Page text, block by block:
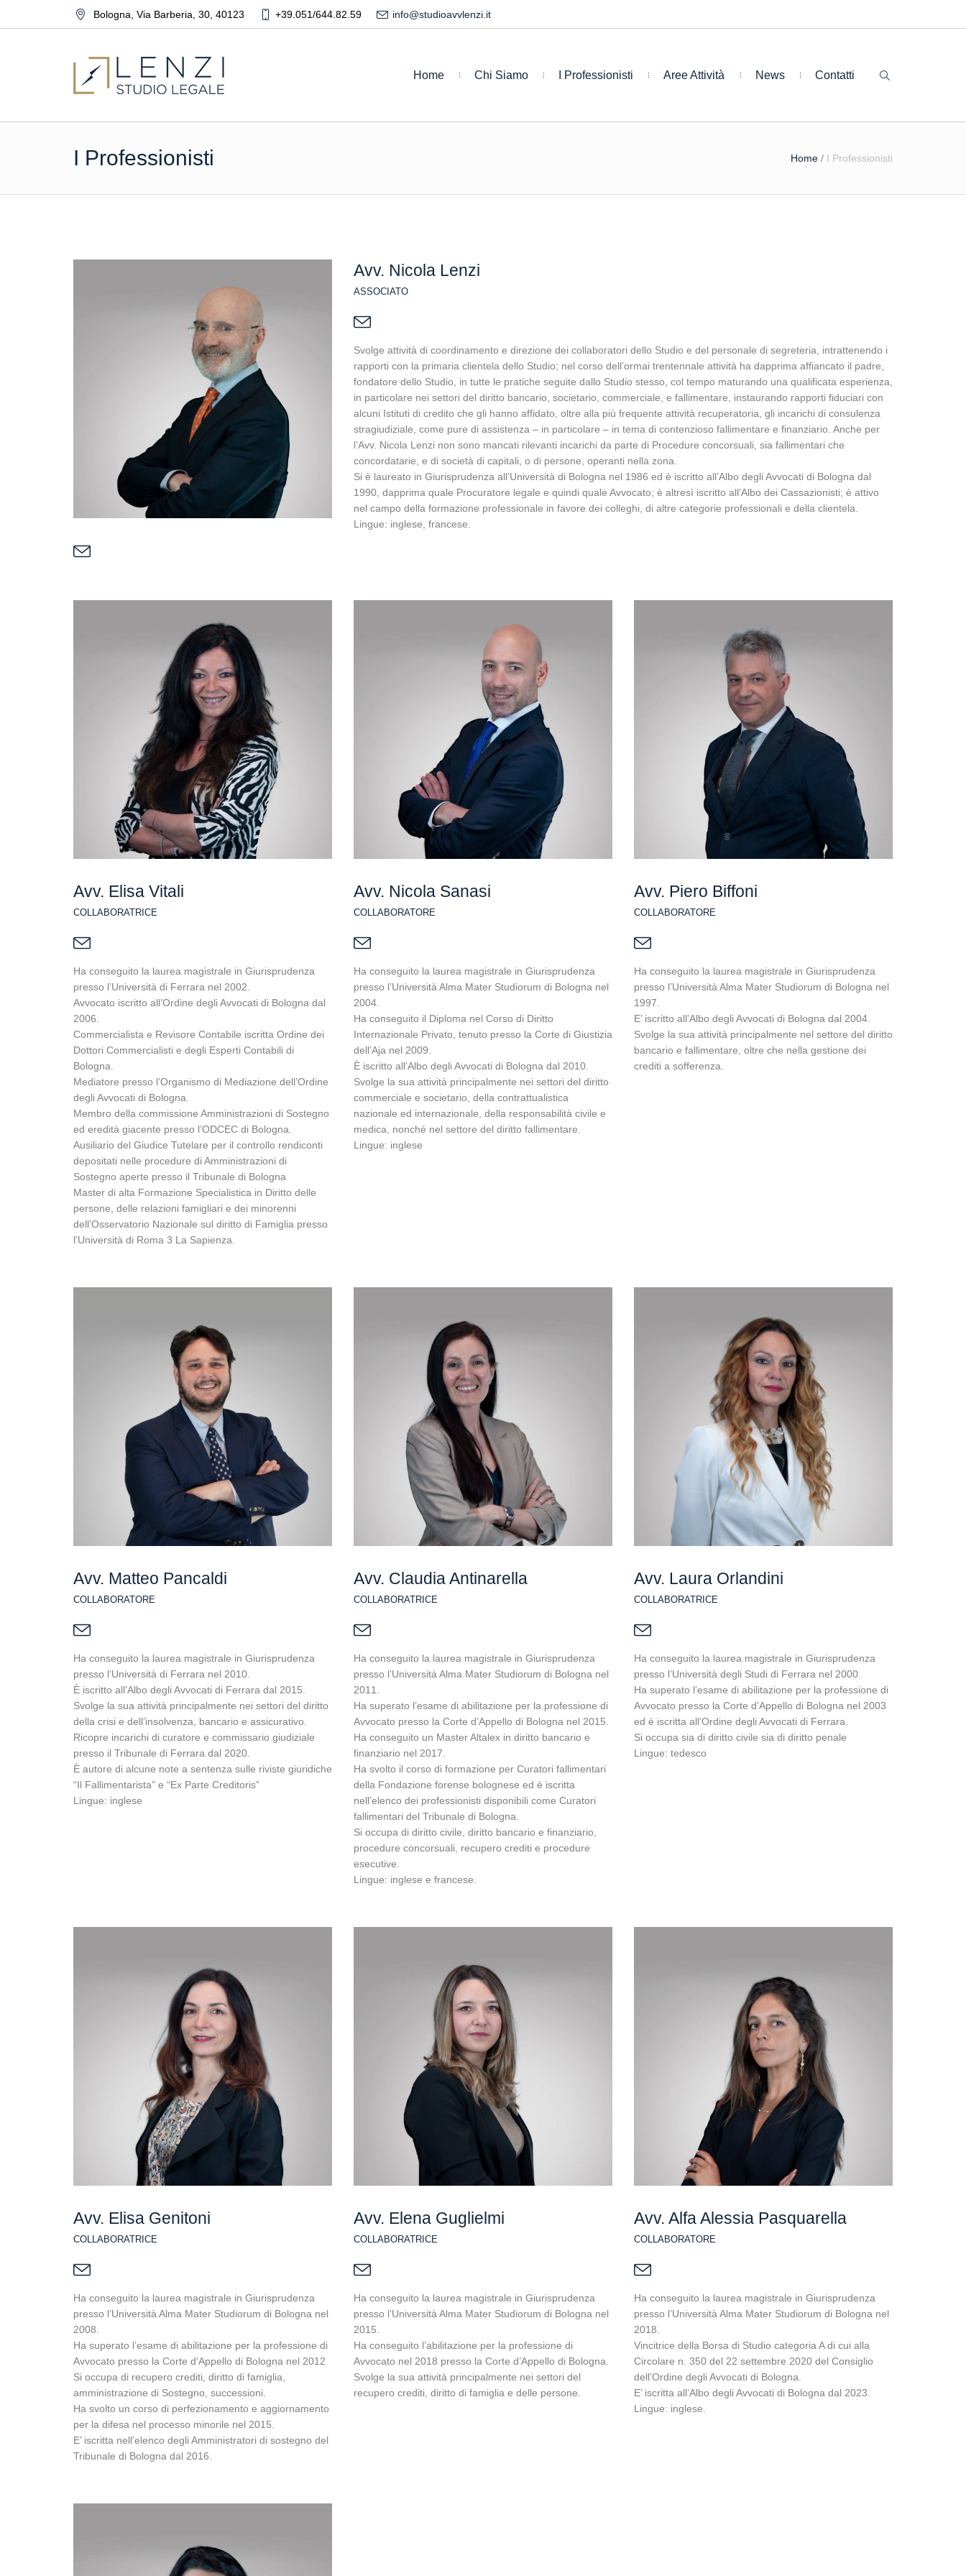
Bologna Via Barberia, 30, 40123 +39.051/644.82.59 info@studioavvlenzi.it
Home Chi Siamo I Professionisti Aree Attività News Contatti
I Professionisti Home / I Professionisti
Avv. Nicola Lenzi
ASSOCIATO
Svolge attività di coordinamento e direzione dei collaboratori dello Studio e del personale di segreteria, intrattenendo i
rapporti con la primaria clientela dello Studio; nel corso dell’ormai trentennale attività ha dapprima affiancato il padre,
fondatore dello Studio, in tutte le pratiche seguite dallo Studio stesso, col tempo maturando una qualificata esperienza,
in particolare nei settori del diritto bancario, societario, commerciale, e fallimentare, instaurando rapporti fiduciari con
alcuni Istituti di credito che gli hanno affidato, oltre alla più frequente attività recuperatoria, gli incarichi di consulenza
stragiudiziale, come pure di assistenza – in particolare – in tema di contenzioso fallimentare e finanziario. Anche per
l’Avv. Nicola Lenzi non sono mancati rilevanti incarichi da parte di Procedure concorsuali, sia fallimentari che
concordatarie, e di società di capitali, o di persone, operanti nella zona.
Si è laureato in Giurisprudenza all’Università di Bologna nel 1986 ed è iscritto all’Albo degli Avvocati di Bologna dal
1990, dapprima quale Procuratore legale e quindi quale Avvocato; è altresì iscritto all’Albo dei Cassazionisti; è attivo
nel campo della formazione professionale in favore dei colleghi, di altre categorie professionali e della clientela.
Lingue: inglese, francese.
Avv. Elisa Vitali
COLLABORATRICE
Ha conseguito la laurea magistrale in Giurisprudenza
presso l’Università di Ferrara nel 2002.
Avvocato iscritto all’Ordine degli Avvocati di Bologna dal
2006.
Commercialista e Revisore Contabile iscritta Ordine dei
Dottori Commercialisti e degli Esperti Contabili di
Bologna.
Mediatore presso l’Organismo di Mediazione dell’Ordine
degli Avvocati di Bologna.
Membro della commissione Amministrazioni di Sostegno
ed eredità giacente presso l’ODCEC di Bologna.
Ausiliario del Giudice Tutelare per il controllo rendiconti
depositati nelle procedure di Amministrazioni di
Sostegno aperte presso il Tribunale di Bologna
Master di alta Formazione Specialistica in Diritto delle
persone, delle relazioni famigliari e dei minorenni
dell’Osservatorio Nazionale sul diritto di Famiglia presso
l’Università di Roma 3 La Sapienza.
Avv. Nicola Sanasi
COLLABORATORE
Ha conseguito la laurea magistrale in Giurisprudenza
presso l’Università Alma Mater Studiorum di Bologna nel
2004.
Ha conseguito il Diploma nel Corso di Diritto
Internazionale Privato, tenuto presso la Corte di Giustizia
dell’Aja nel 2009.
È iscritto all’Albo degli Avvocati di Bologna dal 2010.
Svolge la sua attività principalmente nei settori del diritto
commerciale e societario, della contrattualistica
nazionale ed internazionale, della responsabilità civile e
medica, nonché nel settore del diritto fallimentare.
Lingue: inglese
Avv. Piero Biffoni
COLLABORATORE
Ha conseguito la laurea magistrale in Giurisprudenza
presso l’Università Alma Mater Studiorum di Bologna nel
1997.
E’ iscritto all’Albo degli Avvocati di Bologna dal 2004.
Svolge la sua attività principalmente nel settore del diritto
bancario e fallimentare, oltre che nella gestione dei
crediti a sofferenza.
Avv. Matteo Pancaldi
COLLABORATORE
Ha conseguito la laurea magistrale in Giurisprudenza
presso l’Università di Ferrara nel 2010.
È iscritto all’Albo degli Avvocati di Ferrara dal 2015.
Svolge la sua attività principalmente nei settori del diritto
della crisi e dell’insolvenza, bancario e assicurativo.
Ricopre incarichi di curatore e commissario giudiziale
presso il Tribunale di Ferrara dal 2020.
È autore di alcune note a sentenza sulle riviste giuridiche
“Il Fallimentarista” e “Ex Parte Creditoris”
Lingue: inglese
Avv. Claudia Antinarella
COLLABORATRICE
Ha conseguito la laurea magistrale in Giurisprudenza
presso l’Università Alma Mater Studiorum di Bologna nel
2011.
Ha superato l’esame di abilitazione per la professione di
Avvocato presso la Corte d’Appello di Bologna nel 2015.
Ha conseguito un Master Altalex in diritto bancario e
finanziario nel 2017.
Ha svolto il corso di formazione per Curatori fallimentari
della Fondazione forense bolognese ed è iscritta
nell’elenco dei professionisti disponibili come Curatori
fallimentari del Tribunale di Bologna.
Si occupa di diritto civile, diritto bancario e finanziario,
procedure concorsuali, recupero crediti e procedure
esecutive.
Lingue: inglese e francese.
Avv. Laura Orlandini
COLLABORATRICE
Ha conseguito la laurea magistrale in Giurisprudenza
presso l’Università degli Studi di Ferrara nel 2000.
Ha superato l’esame di abilitazione per la professione di
Avvocato presso la Corte d’Appello di Bologna nel 2003
ed è iscritta all’Ordine degli Avvocati di Ferrara.
Si occupa sia di diritto civile sia di diritto penale
Lingue: tedesco
Avv. Elisa Genitoni
COLLABORATRICE
Ha conseguito la laurea magistrale in Giurisprudenza
presso l’Università Alma Mater Studiorum di Bologna nel
2008.
Ha superato l’esame di abilitazione per la professione di
Avvocato presso la Corte d’Appello di Bologna nel 2012
Si occupa di recupero crediti, diritto di famiglia,
amministrazione di Sostegno, successioni.
Ha svolto un corso di perfezionamento e aggiornamento
per la difesa nel processo minorile nel 2015.
E’ iscritta nell’elenco degli Amministratori di sostegno del
Tribunale di Bologna dal 2016.
Avv. Elena Guglielmi
COLLABORATRICE
Ha conseguito la laurea magistrale in Giurisprudenza
presso l’Università Alma Mater Studiorum di Bologna nel
2015.
Ha conseguito l’abilitazione per la professione di
Avvocato nel 2018 presso la Corte d’Appello di Bologna.
Svolge la sua attività principalmente nei settori del
recupero crediti, diritto di famiglia e delle persone.
Avv. Alfa Alessia Pasquarella
COLLABORATORE
Ha conseguito la laurea magistrale in Giurisprudenza
presso l’Università Alma Mater Studiorum di Bologna nel
2018.
Vincitrice della Borsa di Studio categoria A di cui alla
Circolare n. 350 del 22 settembre 2020 del Consiglio
dell’Ordine degli Avvocati di Bologna.
E’ iscritta all’Albo degli Avvocati di Bologna dal 2023.
Lingue: inglese.